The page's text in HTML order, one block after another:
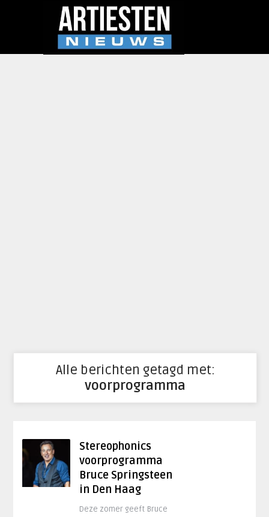
Alle berichten getagd met:
voorprogramma
Stereophonics
voorprogramma
Bruce Springsteen
in Den Haag
Deze zomer geeft Bruce